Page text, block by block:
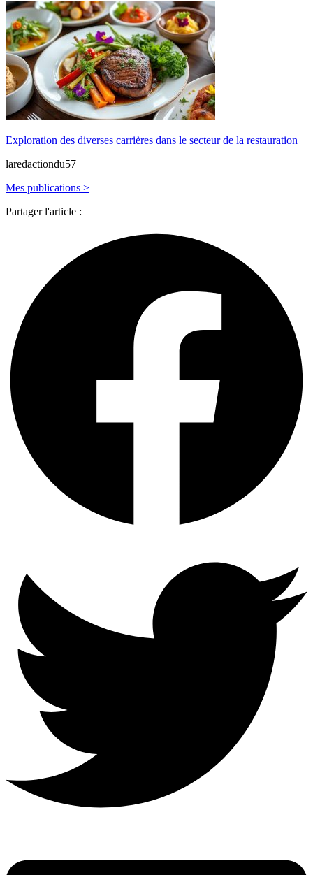
Exploration des diverses carrières dans le secteur de la restauration
laredactiondu57
Mes publications >
Partager l'article :